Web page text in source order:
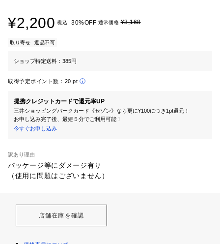
¥2,200 税込 30%OFF 通常価格¥3,168
取り寄せ 返品不可
ショップ特定送料：385円
取得予定ポイント数： 20 pt
提携クレジットカードで還元率UP
三井ショッピングパークカード《セゾン》なら更に¥100につき1pt還元！
お申し込み完了後、最短５分でご利用可能！
今すぐお申し込み
訳あり理由
パッケージ等にダメージ有り
（使用に問題はございません）
店舗在庫を確認